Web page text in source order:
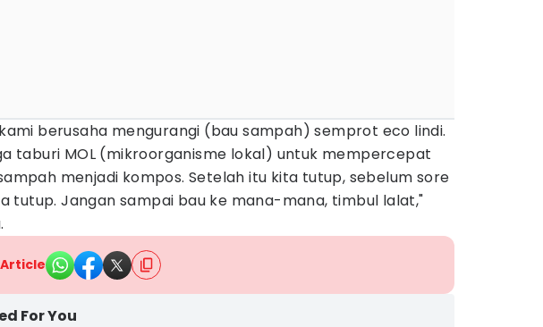
berusaha mengurangi (bau sampah) semprot eco lindi.
taburi MOL (mikroorganisme lokal) untuk mempercepat
menjadi kompos. Setelah itu kita tutup, sebelum sore
tutup. Jangan sampai bau ke mana-mana, timbul lalat,"
For You